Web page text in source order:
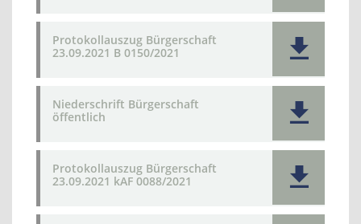
Protokollauszug Bürgerschaft
23.09.2021 B 0150/2021
Niederschrift Bürgerschaft
öffentlich
Protokollauszug Bürgerschaft
23.09.2021 kAF 0088/2021